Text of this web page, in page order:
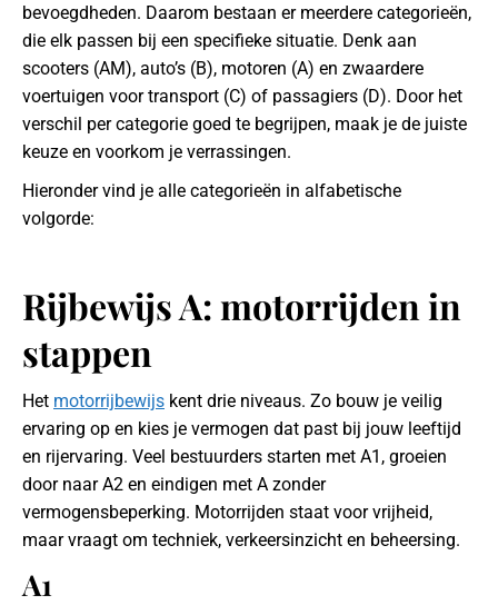
bevoegdheden. Daarom bestaan er meerdere categorieën,
die elk passen bij een specifieke situatie. Denk aan
scooters (AM), auto’s (B), motoren (A) en zwaardere
voertuigen voor transport (C) of passagiers (D). Door het
verschil per categorie goed te begrijpen, maak je de juiste
keuze en voorkom je verrassingen.
Hieronder vind je alle categorieën in alfabetische
volgorde:
Rijbewijs A: motorrijden in
stappen
Het motorrijbewijs kent drie niveaus. Zo bouw je veilig
ervaring op en kies je vermogen dat past bij jouw leeftijd
en rijervaring. Veel bestuurders starten met A1, groeien
door naar A2 en eindigen met A zonder
vermogensbeperking. Motorrijden staat voor vrijheid,
maar vraagt om techniek, verkeersinzicht en beheersing.
A1